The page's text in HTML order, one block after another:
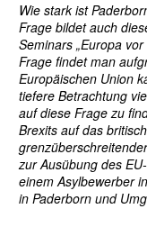
Wie stark ist
Frage bildet auch
Seminars „Europa
Frage findet man
Europäischen Union
tiefere Betrachtung
auf diese Frage zu
Brexits auf das
zur Ausübung des
einem Asylbewerber
in Paderborn und